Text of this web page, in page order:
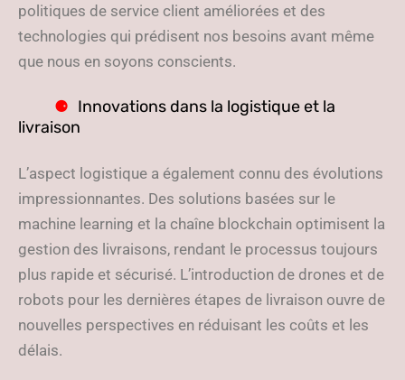
politiques de service client améliorées et des
technologies qui prédisent nos besoins avant même
que nous en soyons conscients.
Innovations dans la logistique et la
livraison
L’aspect logistique a également connu des évolutions
impressionnantes. Des solutions basées sur le
machine learning et la chaîne blockchain optimisent la
gestion des livraisons, rendant le processus toujours
plus rapide et sécurisé. L’introduction de drones et de
robots pour les dernières étapes de livraison ouvre de
nouvelles perspectives en réduisant les coûts et les
délais.